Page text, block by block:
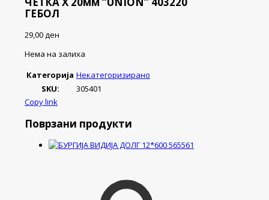
ГЕБОЛ
29,00ден
Нема на залиха
Категорија Некатегоризирано
SKU:
305401
Copy link
Поврзани продукти